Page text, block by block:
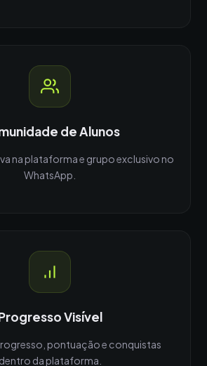
de Alunos
na plataforma e grupo exclusivo no
WhatsApp.
Visível
pontuação e conquistas
dentro da plataforma.